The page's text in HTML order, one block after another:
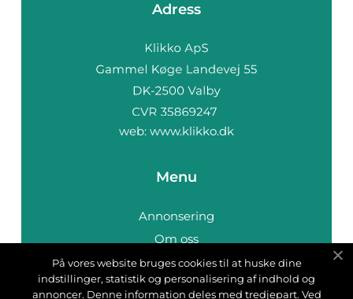
Adress
web: www.klikko.dk
Menu
Annonsering
Om oss
Cookies
Kontakta oss
På vores website bruges cookies til at huske dine
indstillinger, statistik og personalisering af indhold og
annoncer. Denne information deles med tredjepart. Ved